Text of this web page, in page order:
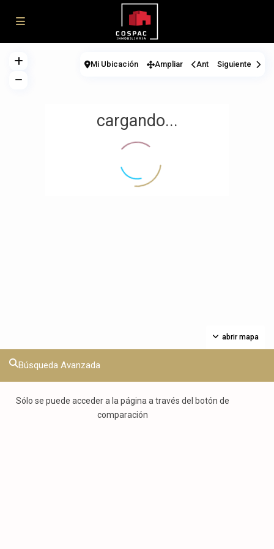
cargando...
abrir mapa
Mi Ubicación Ampliar Ant Siguiente
Búsqueda Avanzada
Sólo se puede acceder a la página a través del botón de
comparación